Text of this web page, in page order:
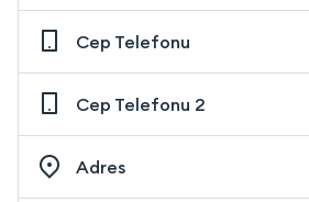
Cep Telefonu
Cep Telefonu 2
Adres